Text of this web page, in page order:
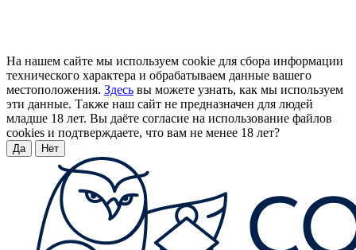
На нашем сайте мы используем cookie для сбора информации
технического характера и обрабатываем данные вашего
местоположения. Здесь вы можете узнать, как мы используем
эти данные. Также наш сайт не предназначен для людей
младше 18 лет. Вы даёте согласие на использование файлов
cookies и подтверждаете, что вам не менее 18 лет?
Да Нет